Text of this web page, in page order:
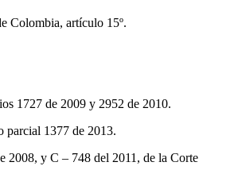
Colombia, artículo 15º.
1727 de 2009 y 2952 de 2010.
parcial 1377 de 2013.
2008, y C – 748 del 2011, de la Corte